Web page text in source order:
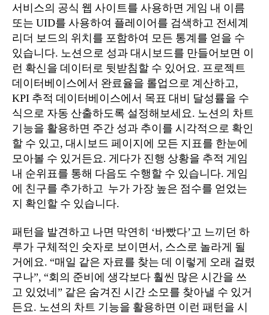
서비스의 공식 웹 사이트를 사용하면 게임 내 이름
또는 UID를 사용하여 플레이어를 검색하고 전세계
리더 보드의 위치를 ​​포함하여 모든 통계를 얻을 수
있습니다. 노션으로 성과 대시보드를 만들어보면 이
런 확신을 데이터로 뒷받침할 수 있어요. 프로젝트
데이터베이스에서 완료율을 롤업으로 계산하고,
KPI 추적 데이터베이스에서 목표 대비 달성률을 수
식으로 자동 산출하도록 설정해보세요. 노션의 차트
기능을 활용하면 주간 성과 추이를 시각적으로 확인
할 수 있고, 대시보드 페이지에 모든 지표를 한눈에
모아볼 수 있거든요. 게다가 진행 상황을 추적 게임
내 순위표를 통해 다음도 수행할 수 있습니다. 게임
에 친구를 추가하고 ⁢ 누가 가장 높은 점수를 얻었는
지 확인할 수 있습니다.
패턴을 발견하고 나면 막연히 ‘바빴다’고 느끼던 하
루가 구체적인 숫자로 보이면서, 스스로 놀라게 될
거에요. “매일 같은 자료를 찾는 데 이렇게 오래 걸렸
구나”, “회의 준비에 생각보다 훨씬 많은 시간을 쓰
고 있었네” 같은 숨겨진 시간 소모를 찾아낼 수 있거
든요. 노션의 차트 기능을 활용하면 이런 패턴을 시